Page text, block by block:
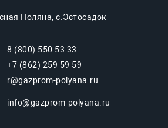
Поляна, с.Эстосадок
8 (800) 550 53 33
+7 (862) 259 59 59
r@gazprom-polyana.ru
info@gazprom-polyana.ru